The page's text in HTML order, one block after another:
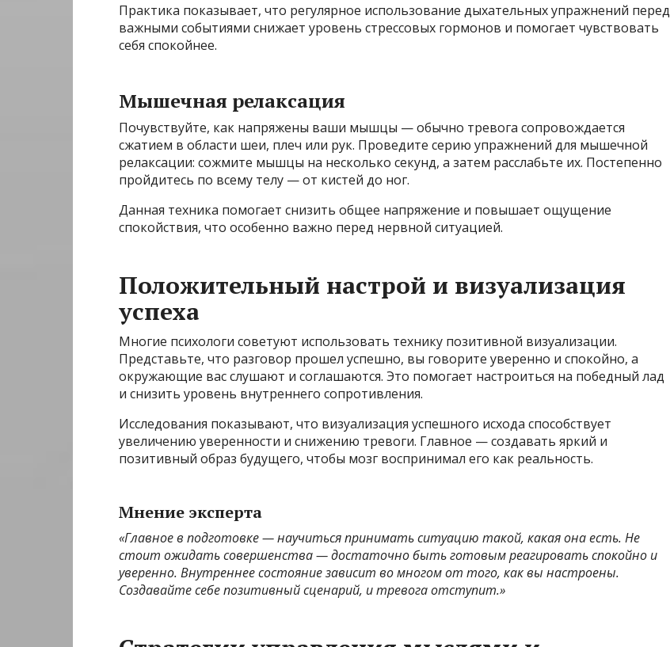
Практика показывает, что регулярное использование дыхательных упражнений перед
важными событиями снижает уровень стрессовых гормонов и помогает чувствовать
себя спокойнее.
Мышечная релаксация
Почувствуйте, как напряжены ваши мышцы — обычно тревога сопровождается
сжатием в области шеи, плеч или рук. Проведите серию упражнений для мышечной
релаксации: сожмите мышцы на несколько секунд, а затем расслабьте их. Постепенно
пройдитесь по всему телу — от кистей до ног.
Данная техника помогает снизить общее напряжение и повышает ощущение
спокойствия, что особенно важно перед нервной ситуацией.
Положительный настрой и визуализация
успеха
Многие психологи советуют использовать технику позитивной визуализации.
Представьте, что разговор прошел успешно, вы говорите уверенно и спокойно, а
окружающие вас слушают и соглашаются. Это помогает настроиться на победный лад
и снизить уровень внутреннего сопротивления.
Исследования показывают, что визуализация успешного исхода способствует
увеличению уверенности и снижению тревоги. Главное — создавать яркий и
позитивный образ будущего, чтобы мозг воспринимал его как реальность.
Мнение эксперта
«Главное в подготовке — научиться принимать ситуацию такой, какая она есть. Не
стоит ожидать совершенства — достаточно быть готовым реагировать спокойно и
уверенно. Внутреннее состояние зависит во многом от того, как вы настроены.
Создавайте себе позитивный сценарий, и тревога отступит.»